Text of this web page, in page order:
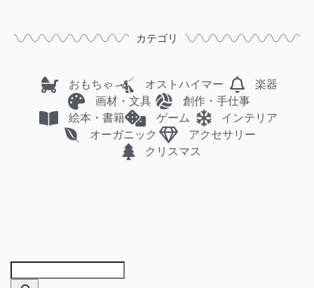
カテゴリ
おもちゃ オストハイマー
楽器
画材・文具
創作・手仕事
絵本・書籍
ゲーム
インテリア
オーガニック
アクセサリー
クリスマス